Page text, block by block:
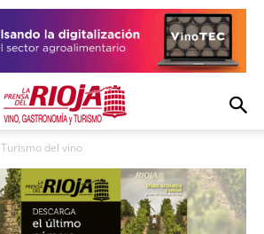
Turismo del vino